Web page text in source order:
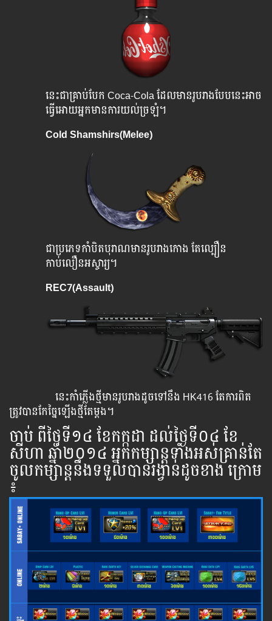
នេះជាគ្រាប់បែក Coca-Cola ដែលមានរូបរាងបែបនេះអាច
ធ្វើអោយអ្នកមានការយល់ច្រឡំ។
Cold Shamshirs(Melee)
ជាប្រភេទកាំបិតបុរាណមានរូបរាងកោង តែល្បឿន
កាប់លឿនអស្ចារ្យ។
REC7(Assault)
នេះកាំភ្លើងថ្មីមានរូបរាងដូចទៅនឹង HK416 តែការពិត
ត្រូវបានកែច្នៃឡើងថ្មីតែម្តង។
ចាប់ ​ពី​ថ្ងៃ​ទី​១៤ ខែកក្កដា ដល់​ថ្ងៃ​ទី០៤ ខែ
សីហា ឆ្នាំ​២០១៤ អ្នក​កម្សាន្ដ​ទាំងអស់​គ្រាន់​តែ​
ចូល​កម្សាន្ដ​នឹង​ទទួល​បាន​រង្វាន់​ដូចខាង ​ក្រោម​
៖